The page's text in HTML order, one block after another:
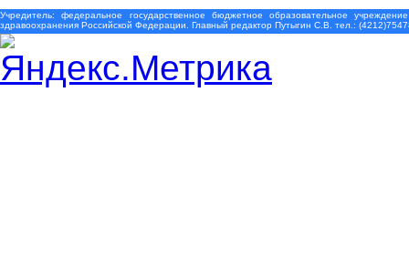
Учредитель: федеральное государственное бюджетное образовательное
здравоохранения Российской Федерации. Главный редактор Путыгин С.В. тел.: